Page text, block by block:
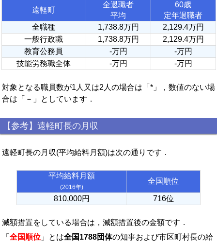
遠軽町
全退職者
平均
60歳
定年退職者
全職種
1,738.8万円
2,129.4万円
一般行政職
1,738.8万円
2,129.4万円
教育公務員
-万円
-万円
技能労務職全体
-万円 -万円
対象となる職員数が1人又は2人の場合は「*」，数値のない場
合は「－」としています．
【参考】遠軽町長の月収
遠軽町長の月収(平均給料月額)は次の通りです．
平均給料月額
(2016年)
全国順位
810,000円 716位
減額措置をしている場合は，減額措置後の金額です．
「 全国順位 」とは全国1788団体の知事および市区町村長の給